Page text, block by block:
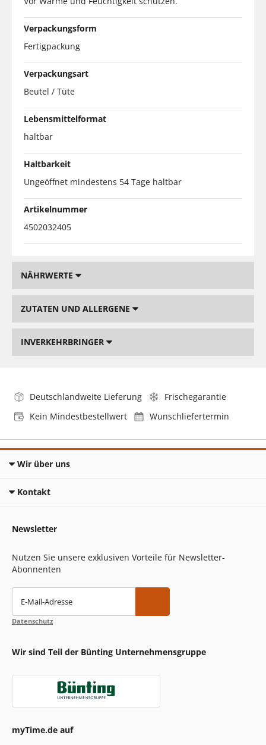
Verpackungsform
Fertigpackung
Verpackungsart
Beutel / Tüte
Lebensmittelformat
haltbar
Haltbarkeit
Ungeöffnet mindestens 54 Tage haltbar
Artikelnummer
4502032405
NÄHRWERTE
ZUTATEN UND ALLERGENE
INVERKEHRBRINGER
Deutschlandweite Lieferung
Frischegarantie
Kein Mindestbestellwert
Wunschliefertermin
Wir über uns
Kontakt
Newsletter
Nutzen Sie unsere exklusiven Vorteile für Newsletter-
Abonnenten
E-Mail-Adresse
Datenschutz
Wir sind Teil der Bünting Unternehmensgruppe
myTime.de auf